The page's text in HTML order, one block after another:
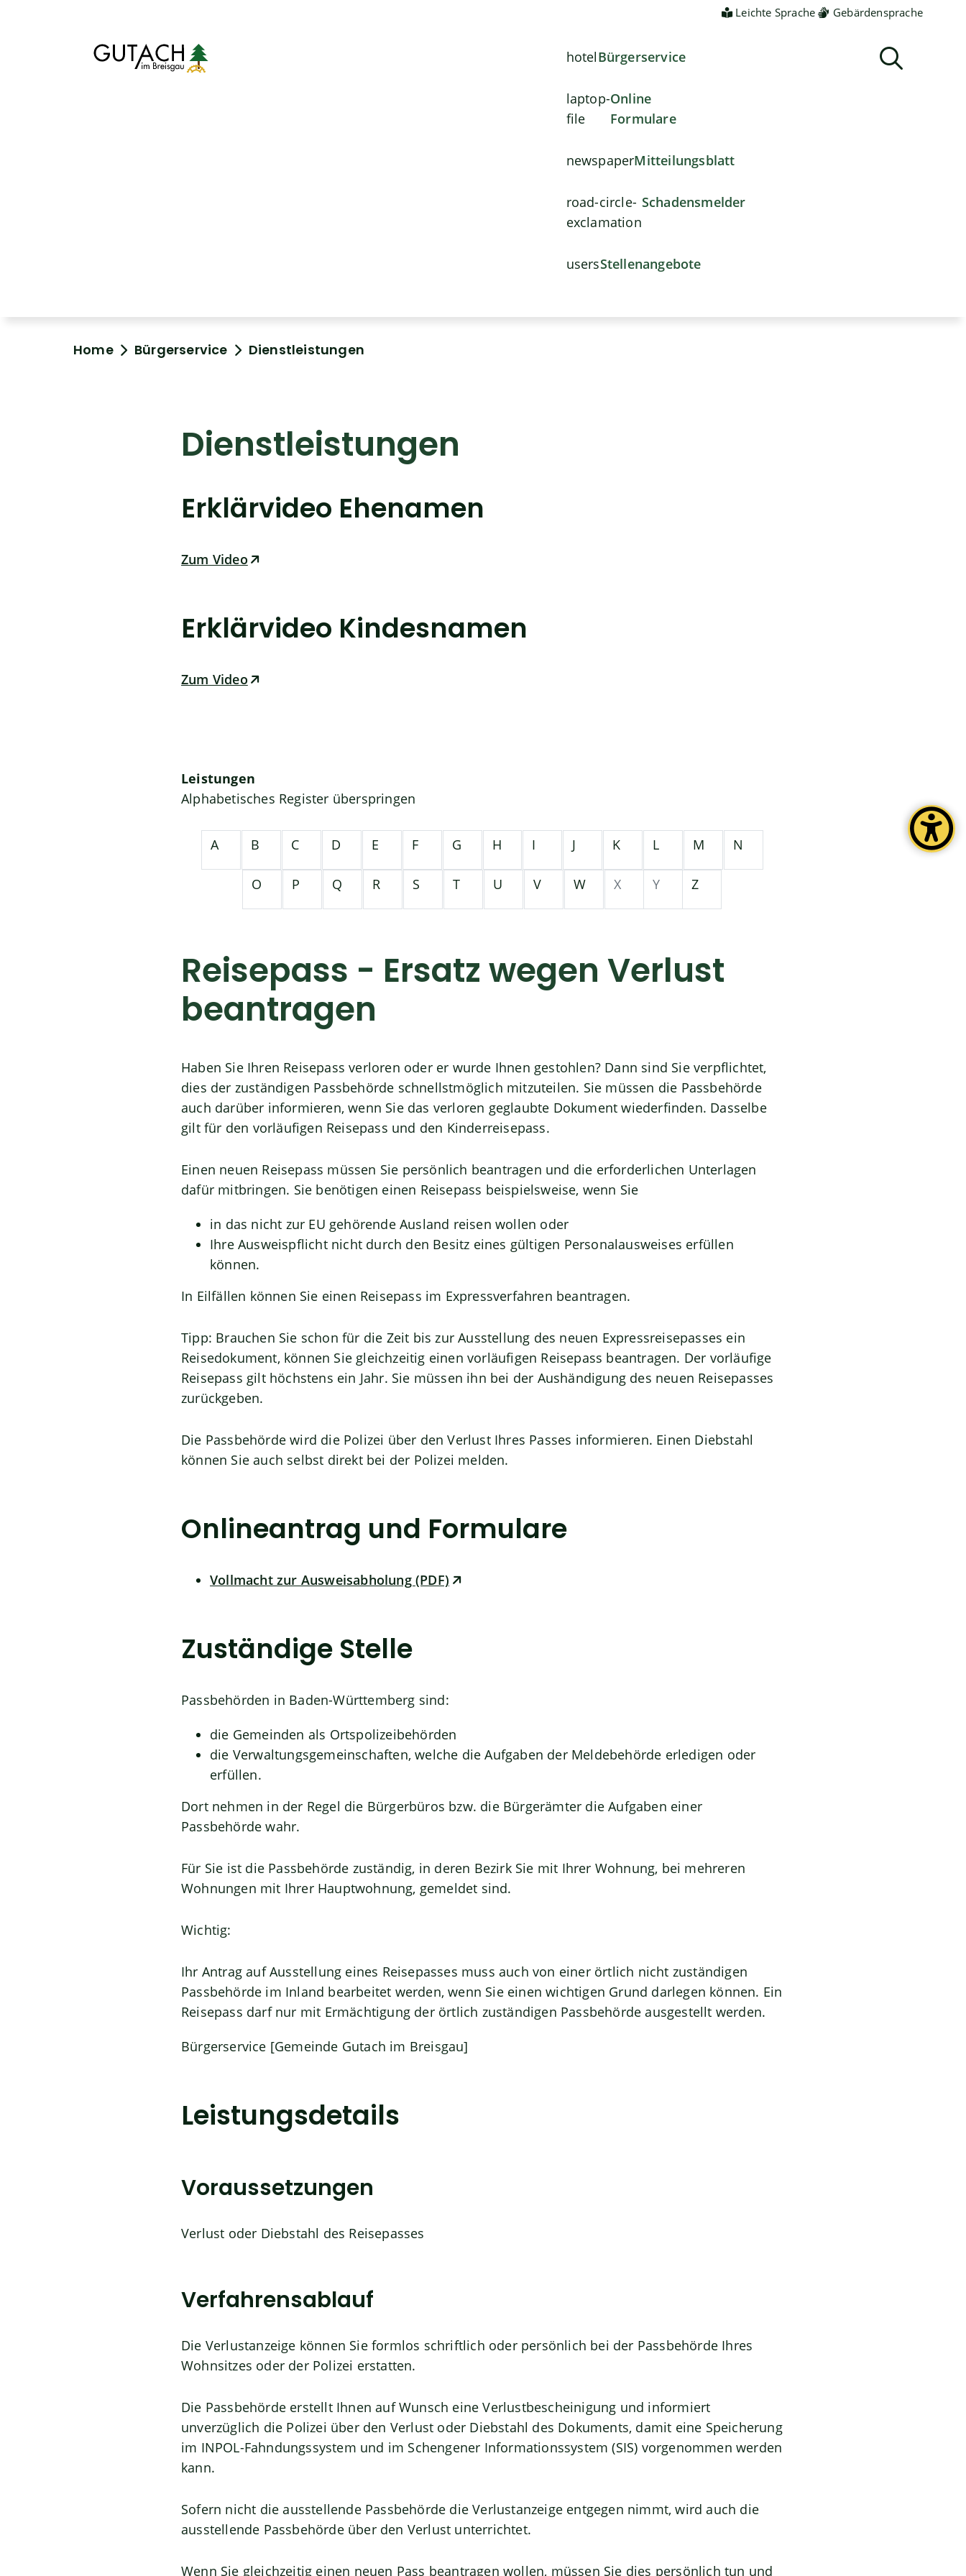
Leichte Sprache Gebärdensprache
hotelBürgerservice
laptop-
file
Online
Formulare
newspaperMitteilungsblatt
road-circle-
exclamation
Schadensmelder
usersStellenangebote
Home Bürgerservice Dienstleistungen
Dienstleistungen
Erklärvideo Ehenamen
Zum Video
Erklärvideo Kindesnamen
Zum Video
Leistungen
Alphabetisches Register überspringen
A B C D E F G H I J K L M N
O P Q R S T U V W X Y Z
Reisepass - Ersatz wegen Verlust
beantragen
Haben Sie Ihren Reisepass verloren oder er wurde Ihnen gestohlen? Dann sind Sie verpflichtet,
dies der zuständigen Passbehörde schnellstmöglich mitzuteilen. Sie müssen die Passbehörde
auch darüber informieren, wenn Sie das verloren geglaubte Dokument wiederfinden. Dasselbe
gilt für den vorläufigen Reisepass und den Kinderreisepass.
Einen neuen Reisepass müssen Sie persönlich beantragen und die erforderlichen Unterlagen
dafür mitbringen. Sie benötigen einen Reisepass beispielsweise, wenn Sie
in das nicht zur EU gehörende Ausland reisen wollen oder
Ihre Ausweispflicht nicht durch den Besitz eines gültigen Personalausweises erfüllen
können.
In Eilfällen können Sie einen Reisepass im Expressverfahren beantragen.
Tipp: Brauchen Sie schon für die Zeit bis zur Ausstellung des neuen Expressreisepasses ein
Reisedokument, können Sie gleichzeitig einen vorläufigen Reisepass beantragen. Der vorläufige
Reisepass gilt höchstens ein Jahr. Sie müssen ihn bei der Aushändigung des neuen Reisepasses
zurückgeben.
Die Passbehörde wird die Polizei über den Verlust Ihres Passes informieren. Einen Diebstahl
können Sie auch selbst direkt bei der Polizei melden.
Onlineantrag und Formulare
Vollmacht zur Ausweisabholung (PDF)
Zuständige Stelle
Passbehörden in Baden-Württemberg sind:
die Gemeinden als Ortspolizeibehörden
die Verwaltungsgemeinschaften, welche die Aufgaben der Meldebehörde erledigen oder
erfüllen.
Dort nehmen in der Regel die Bürgerbüros bzw. die Bürgerämter die Aufgaben einer
Passbehörde wahr.
Für Sie ist die Passbehörde zuständig, in deren Bezirk Sie mit Ihrer Wohnung, bei mehreren
Wohnungen mit Ihrer Hauptwohnung, gemeldet sind.
Wichtig:
Ihr Antrag auf Ausstellung eines Reisepasses muss auch von einer örtlich nicht zuständigen
Passbehörde im Inland bearbeitet werden, wenn Sie einen wichtigen Grund darlegen können. Ein
Reisepass darf nur mit Ermächtigung der örtlich zuständigen Passbehörde ausgestellt werden.
Bürgerservice [Gemeinde Gutach im Breisgau]
Leistungsdetails
Voraussetzungen
Verlust oder Diebstahl des Reisepasses
Verfahrensablauf
Die Verlustanzeige können Sie formlos schriftlich oder persönlich bei der Passbehörde Ihres
Wohnsitzes oder der Polizei erstatten.
Die Passbehörde erstellt Ihnen auf Wunsch eine Verlustbescheinigung und informiert
unverzüglich die Polizei über den Verlust oder Diebstahl des Dokuments, damit eine Speicherung
im INPOL-Fahndungssystem und im Schengener Informationssystem (SIS) vorgenommen werden
kann.
Sofern nicht die ausstellende Passbehörde die Verlustanzeige entgegen nimmt, wird auch die
ausstellende Passbehörde über den Verlust unterrichtet.
Wenn Sie gleichzeitig einen neuen Pass beantragen wollen, müssen Sie dies persönlich tun und